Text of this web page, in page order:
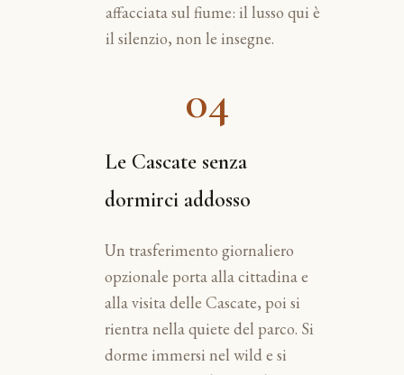
affacciata sul fiume: il lusso qui è
il silenzio, non le insegne.
04
Le Cascate senza
dormirci addosso
Un trasferimento giornaliero
opzionale porta alla cittadina e
alla visita delle Cascate, poi si
rientra nella quiete del parco. Si
dorme immersi nel wild e si